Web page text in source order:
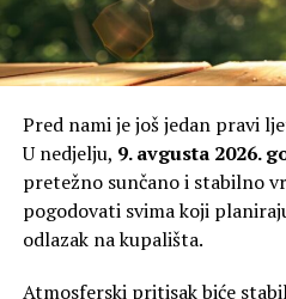
Pred nami je još jedan pravi
U nedjelju, 9. avgusta 2026.
pretežno sunčano i stabilno
pogodovati svima koji
odlazak na kupališta.
Atmosferski pritisak biće